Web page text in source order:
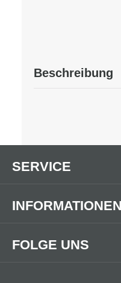
Beschreibung
FOLGE UNS
SERVICE
INFORMATIONEN